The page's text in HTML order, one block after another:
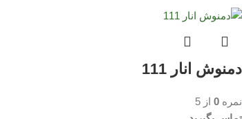
دمنوش انار 111
نمره 0 از 5